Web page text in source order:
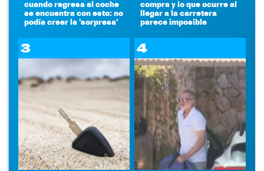
cuando regresa al coche
se encuentra con esto: no
podía creer la 'sorpresa'
compra y lo que ocurre al
llegar a la carretera
parece imposible
3 4